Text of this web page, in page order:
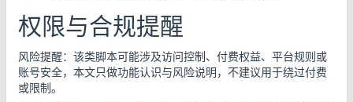
权限与合规提醒
风险提醒：该类脚本可能涉及访问控制、付费权益、平台规则或
账号安全，本文只做功能认识与风险说明，不建议用于绕过付费
或限制。